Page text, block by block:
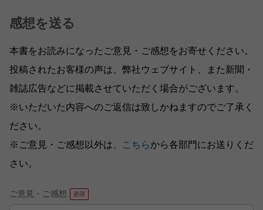
感想を送る
本書をお読みになったご意見・ご感想をお寄せください。
投稿されたお客様の声は、弊社ウェブサイト、また新聞・
雑誌広告などに掲載させていただく場合がございます。
※いただいた内容へのご返信は致しかねますのでご了承く
ださい。
※ご意見・ご感想以外は、
こちらから各部門にお送りくだ
さい。
ご意見・ご感想